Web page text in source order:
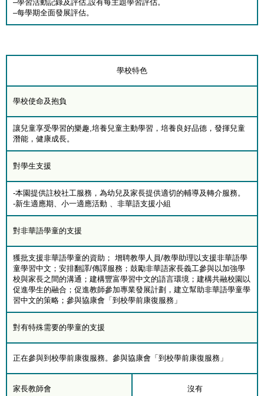
–學習活動記錄及評估,設有每主題學習評估。
–每學期全面發展評估。
學校特色
學校使命及抱負
讓兒童享受學習的樂趣,培養兒童主動學習，培養良好品德，發揮兒童
潛能，健康成長。
對學生支援
-本園提供註校社工服務，為幼兒及家長提供適切的輔導及轉介服務。
-新生適應期、小一適應活動 、非華語支援小組
對非華語學童的支援
獲批支援非華語學童的資助； 增聘教學人員/教學助理以支援非華語學
童學習中文；安排翻譯/傳譯服務；鼓勵非華語家長義工參與以加強學
校與家長之間的溝通；建構豐富學習中文的語言環境；建構共融校園以
促進學生的融合；促進教師參加專業發展計劃，建立幫助非華語學童學
習中文的策略；參與協康會「到校學前康復服務」
對有特殊需要的學童的支援
正在參與到校學前康復服務。參與協康會「到校學前康復服務」
家長教師會 沒有